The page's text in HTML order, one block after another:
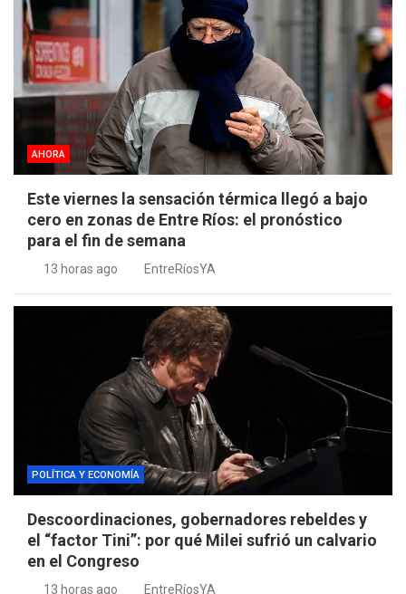
AHORA
Este viernes la sensación térmica llegó a bajo
cero en zonas de Entre Ríos: el pronóstico
para el fin de semana
13 horas ago EntreRíosYA
POLÍTICA Y ECONOMÍA
Descoordinaciones, gobernadores rebeldes y
el “factor Tini”: por qué Milei sufrió un calvario
en el Congreso
13 horas ago EntreRíosYA